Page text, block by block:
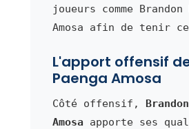
joueurs comme Brandon
Amosa afin de tenir
L'apport offensif
Paenga Amosa
Côté offensif,
Amosa apporte ses